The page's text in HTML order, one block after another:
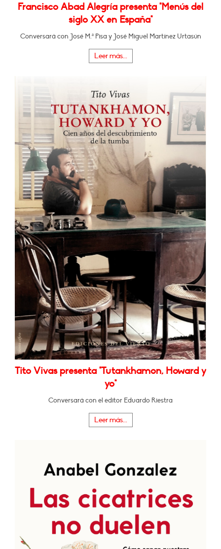
Francisco Abad Alegría presenta "Menús del
siglo XX en España"
Conversará con José M.ª Pisa y José Miguel Martínez Urtasún
Leer más...
Tito Vivas presenta "Tutankhamon, Howard y
yo"
Conversará con el editor Eduardo Riestra
Leer más...